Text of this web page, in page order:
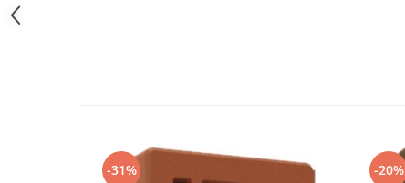
-31% -20%